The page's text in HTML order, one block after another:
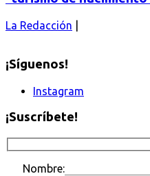
La Redacción
¡Síguenos!
Instagram
¡Suscríbete!
Nombre: